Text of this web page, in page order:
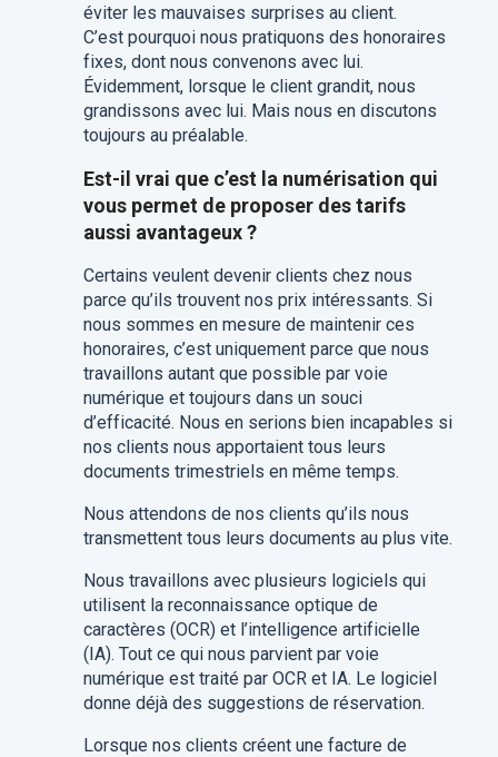
éviter les mauvaises surprises au client.
C’est pourquoi nous pratiquons des honoraires
fixes, dont nous convenons avec lui.
Évidemment, lorsque le client grandit, nous
grandissons avec lui. Mais nous en discutons
toujours au préalable.
Est-il vrai que c’est la numérisation qui
vous permet de proposer des tarifs
aussi avantageux ?
Certains veulent devenir clients chez nous
parce qu’ils trouvent nos prix intéressants. Si
nous sommes en mesure de maintenir ces
honoraires, c’est uniquement parce que nous
travaillons autant que possible par voie
numérique et toujours dans un souci
d’efficacité. Nous en serions bien incapables si
nos clients nous apportaient tous leurs
documents trimestriels en même temps.
Nous attendons de nos clients qu’ils nous
transmettent tous leurs documents au plus vite.
Nous travaillons avec plusieurs logiciels qui
utilisent la reconnaissance optique de
caractères (OCR) et l’intelligence artificielle
(IA). Tout ce qui nous parvient par voie
numérique est traité par OCR et IA. Le logiciel
donne déjà des suggestions de réservation.
Lorsque nos clients créent une facture de